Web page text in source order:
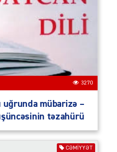
3270
uğrunda mübarizə –
təzahürü
CƏMIYYƏT